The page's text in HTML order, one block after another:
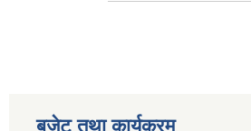
बजेट तथा कार्यक्रम